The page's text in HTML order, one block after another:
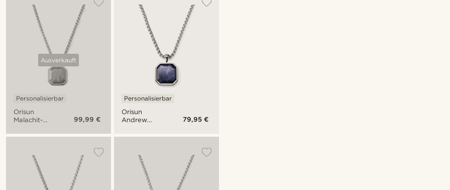
Ausverkauft
Orisun
Malachit-
limitierter
Personalisierbar
99,99 €
Orisun
Andrew
Halskette
Personalisierbar
79,95 €